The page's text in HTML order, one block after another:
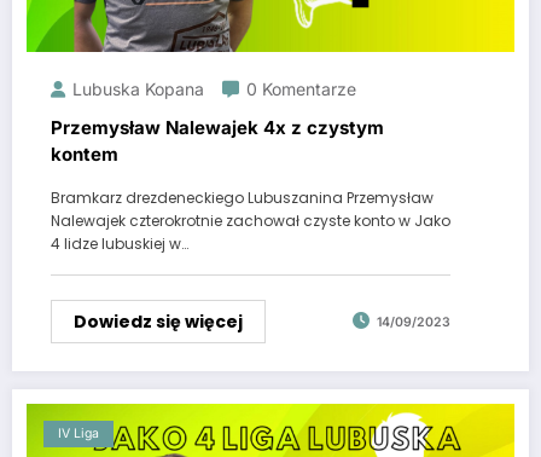
Lubuska Kopana 0 Komentarze
Przemysław Nalewajek 4x z czystym
kontem
Bramkarz drezdeneckiego Lubuszanina Przemysław
Nalewajek czterokrotnie zachował czyste konto w Jako
4 lidze lubuskiej w…
Dowiedz się więcej 14/09/2023
IV Liga